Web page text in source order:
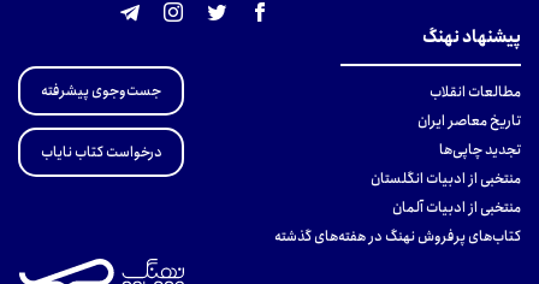
پیشنهاد نهنگ
مطالعات انقلاب
تاریخ معاصر ایران
تجدید چاپی‌ها
منتخبی از ادبیات انگلستان
منتخبی از ادبیات آلمان
کتاب‌های پرفروش نهنگ در هفته‌های گذشته
جست‌وجوی پیشرفته
درخواست کتاب نایاب